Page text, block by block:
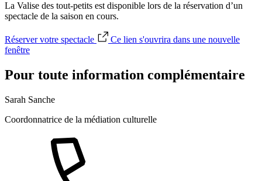
La Valise des tout-petits est disponible lors de la réservation d’un
spectacle de la saison en cours.
Réserver votre spectacle
Ce lien s'ouvrira dans une nouvelle
fenêtre
Pour toute information complémentaire
Sarah Sanche
Coordonnatrice de la médiation culturelle